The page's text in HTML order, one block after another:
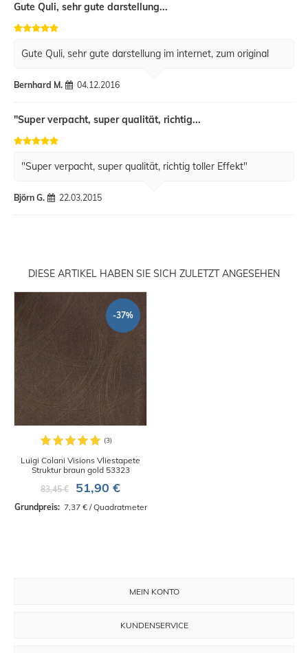
Gute Quli, sehr gute darstellung...
Gute Quli, sehr gute darstellung im internet, zum original
Bernhard M. 04.12.2016
"Super verpacht, super qualität, richtig...
"Super verpacht, super qualität, richtig toller Effekt"
Björn G. 22.03.2015
DIESE ARTIKEL HABEN SIE SICH ZULETZT ANGESEHEN
-37%
Luigi Colani Visions Vliestapete
Struktur braun gold 53323
83,45 €
51,90 €
Grundpreis: 7,37 € / Quadratmeter
MEIN KONTO
KUNDENSERVICE